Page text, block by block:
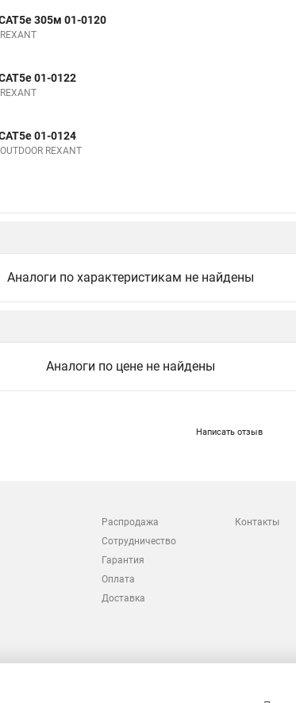
305м 01-0120
01-0122
01-0124
REXANT
Аналоги по характеристикам не найдены
Аналоги по цене не найдены
Написать отзыв
Распродажа
Сотрудничество
Гарантия
Оплата
Доставка
Контакты